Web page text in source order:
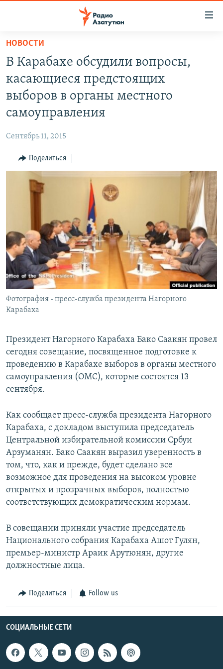
Перейти
основному
содержанию
Перейти
основной
Перейти
поиску
НОВОСТИ
ПОЛИТИКА
РЕГИОН
НАГОРНЫЙ КАРАБАХ
КУЛЬТУРА
СПОРТ
Հայերեն
English
Русский
Все сайты Радио Азатутюн
НОВОСТИ
В Карабахе обсудили вопросы,
касающиеся предстоящих
выборов в органы местного
самоуправления
Сентябрь 11, 2015
Поделиться
Фотография - пресс-служба президента Нагорного
Карабаха
Президент Нагорного Карабаха Бако Саакян провел
сегодня совещание, посвященное подготовке к
проведению в Карабахе выборов в органы местного
самоуправления (ОМС), которые состоятся 13
сентября.
Как сообщает пресс-служба президента Нагорного
Карабаха, с докладом выступила председатель
Центральной избирательной комиссии Србуи
Арзуманян. Бако Саакян выразил уверенность в
том, что, как и прежде, будет сделано все
возможное для проведения на высоком уровне
открытых и прозрачных выборов, полностью
соответствующих демократическим нормам.
В совещании приняли участие председатель
Национального собрания Карабаха Ашот Гулян,
премьер-министр Араик Арутюнян, другие
должностные лица.
Поделиться Follow us
СОЦИАЛЬНЫЕ СЕТИ